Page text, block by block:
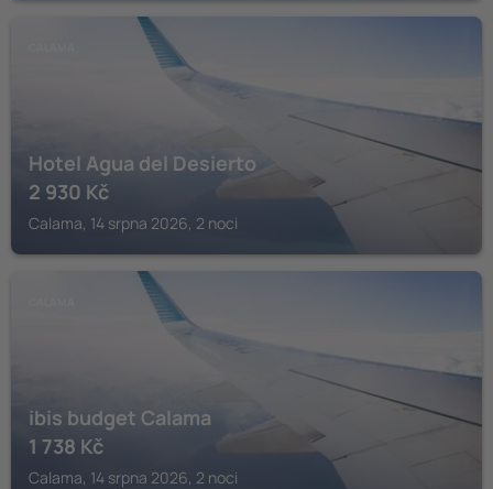
Hotel Agua del Desierto
2 930 Kč
Calama, 14 srpna 2026, 2 noci
ibis budget Calama
1 738 Kč
Calama, 14 srpna 2026, 2 noci